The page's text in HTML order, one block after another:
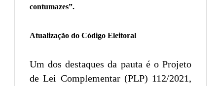
contumazes”.
Atualização do Código Eleitoral
Um dos destaques da pauta é o Projeto
de Lei Complementar (PLP) 112/2021,